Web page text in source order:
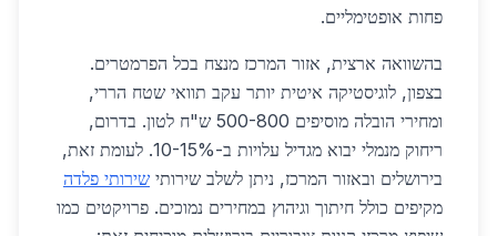
פחות אופטימליים.
בהשוואה ארצית, אזור המרכז מנצח בכל הפרמטרים.
בצפון, לוגיסטיקה איטית יותר עקב תוואי שטח הררי,
ומחירי הובלה מוסיפים 500-800 ש"ח לטון. בדרום,
ריחוק מנמלי יבוא מגדיל עלויות ב-10-15%. לעומת זאת,
בירושלים ובאזור המרכז, ניתן לשלב שירותי שירותי פלדה
מקיפים כולל חיתוך וגיהוץ במחירים נמוכים. פרויקטים כמו